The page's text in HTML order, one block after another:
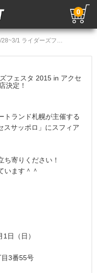
0
【イベント情報】2/28~3/1 ライダーズフェスタ 2015 in アクセスサッポロ に「スフィアLED」が出店決定！／HIDキット｜LEDヘッドライト販売のスフィアライト
フェスタ 2015 in アクセ
決定！
トランド札幌が主催する
スサッポロ」にスフィア
ち寄りください！
います＾＾
日（日）
3番55号